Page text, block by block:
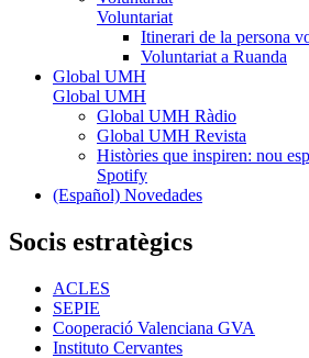
Voluntariat
Itinerari de la persona
Voluntariat a Ruanda
Global UMH
Global UMH
Global UMH Ràdio
Global UMH Revista
Històries que inspiren: nou
Spotify
(Español) Novedades
Socis estratègics
ACLES
SEPIE
Cooperació Valenciana GVA
Instituto Cervantes